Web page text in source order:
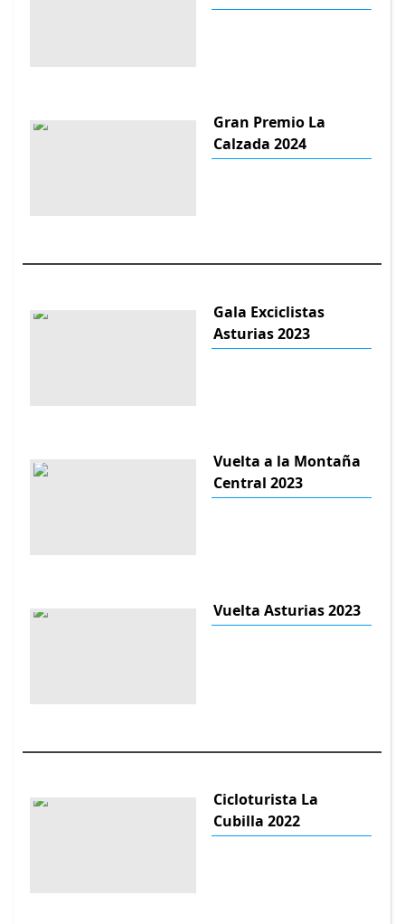
Gran Premio La
Calzada 2024
Gala Exciclistas
Asturias 2023
Vuelta a la Montaña
Central 2023
Vuelta Asturias 2023
Cicloturista La
Cubilla 2022